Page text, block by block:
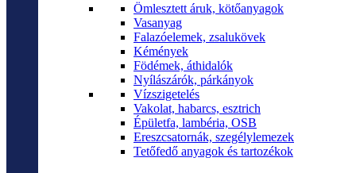
Ömlesztett áruk, kötőanyagok
Vasanyag
Falazóelemek, zsalukövek
Kémények
Födémek, áthidalók
Nyílászárók, párkányok
Vízszigetelés
Vakolat, habarcs, esztrich
Épületfa, lambéria, OSB
Ereszcsatornák, szegélylemezek
Tetőfedő anyagok és tartozékok